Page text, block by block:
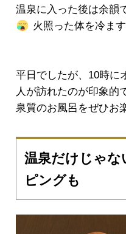
温泉に入った後は余韻
火照った体を冷ま
平日でしたが、10時に
人が訪れたのが印象的
泉質のお風呂をぜひお
温泉だけじゃな
ピングも